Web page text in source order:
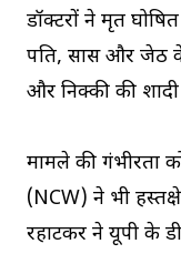
डॉक्टरों ने मृत
पति, सास और जेठ
और निक्की की शादी
मामले की गंभीरता
(NCW) ने भी
रहाटकर ने यूपी के